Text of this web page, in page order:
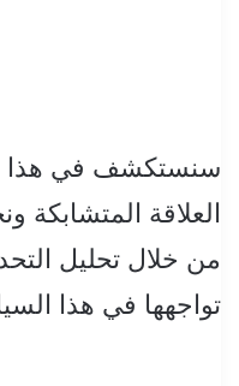
سنستكشف في هذا
العلاقة
من خلال تحليل
تواجهها في هذا